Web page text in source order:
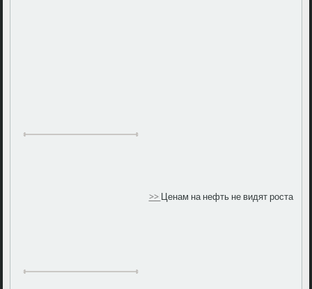
>>Ценам на нефть не видят роста